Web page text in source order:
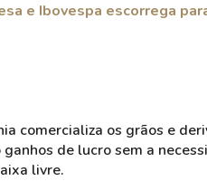
e Ibovespa escorrega
comercializa os grãos e
de lucro sem a
livre.